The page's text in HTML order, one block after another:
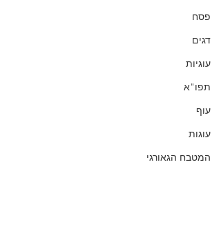
פסח
דגים
עוגיות
תפו"א
עוף
עוגות
המטבח הגאורגי